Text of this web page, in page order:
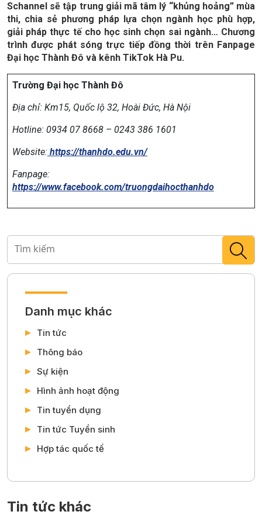
Schannel sẽ tập trung giải mã tâm lý “khủng hoảng” mùa
thi, chia sẻ phương pháp lựa chọn ngành học phù hợp,
giải pháp thực tế cho học sinh chọn sai ngành… Chương
trình được phát sóng trực tiếp đồng thời trên Fanpage
Đại học Thành Đô và kênh TikTok Hà Pu.
Trường Đại học Thành Đô
Địa chỉ: Km15, Quốc lộ 32, Hoài Đức, Hà Nội
Hotline: 0934 07 8668 – 0243 386 1601
Website: https://thanhdo.edu.vn/
Fanpage:
https://www.facebook.com/truongdaihocthanhdo
Danh mục khác
Tin tức
Thông báo
Sự kiện
Hình ảnh hoạt động
Tin tuyển dụng
Tin tức Tuyển sinh
Hợp tác quốc tế
Tin tức khác